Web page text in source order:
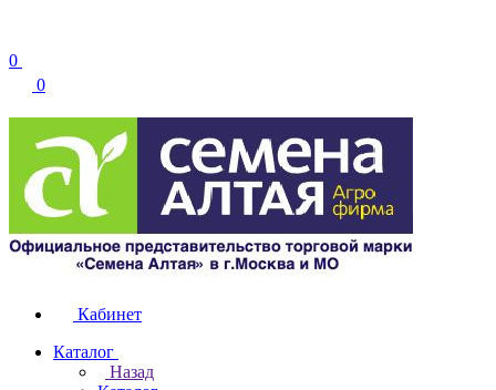
0
0
Кабинет
Каталог
Назад